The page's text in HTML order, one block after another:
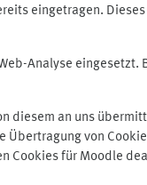
eingetragen.
Analyse
diesem an uns
von
Cookies für Moodle